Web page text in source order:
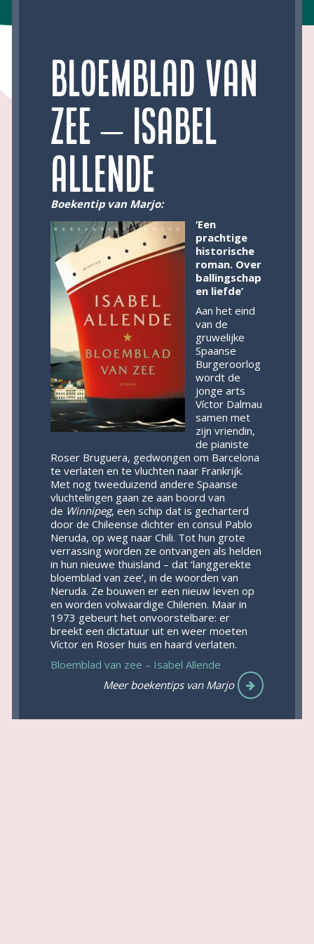
Bloemblad van
zee – Isabel
Allende
Boekentip van Marjo:
‘Een
prachtige
historische
roman. Over
ballingschap
en liefde’
Aan het eind
van de
gruwelijke
Spaanse
Burgeroorlog
wordt de
jonge arts
Víctor Dalmau
samen met
zijn vriendin,
de pianiste
Roser Bruguera, gedwongen om Barcelona
te verlaten en te vluchten naar Frankrijk.
Met nog tweeduizend andere Spaanse
vluchtelingen gaan ze aan boord van
de Winnipeg, een schip dat is gecharterd
door de Chileense dichter en consul Pablo
Neruda, op weg naar Chili. Tot hun grote
verrassing worden ze ontvangen als helden
in hun nieuwe thuisland – dat ‘langgerekte
bloemblad van zee’, in de woorden van
Neruda. Ze bouwen er een nieuw leven op
en worden volwaardige Chilenen. Maar in
1973 gebeurt het onvoorstelbare: er
breekt een dictatuur uit en weer moeten
Víctor en Roser huis en haard verlaten.
Bloemblad van zee – Isabel Allende
Meer boekentips van Marjo